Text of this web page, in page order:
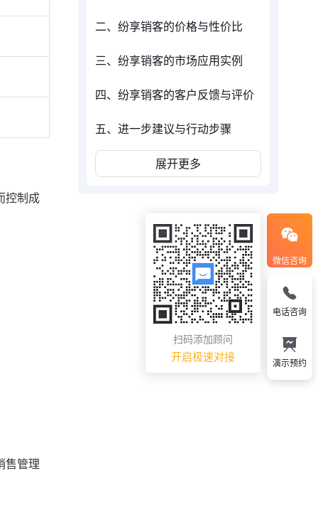
控制成
售管理
二、纷享销客的价格与性价比
三、纷享销客的市场应用实例
四、纷享销客的客户反馈与评价
五、进一步建议与行动步骤
展开更多
微信咨询
扫码添加顾问
开启极速对接
电话咨询
演示预约